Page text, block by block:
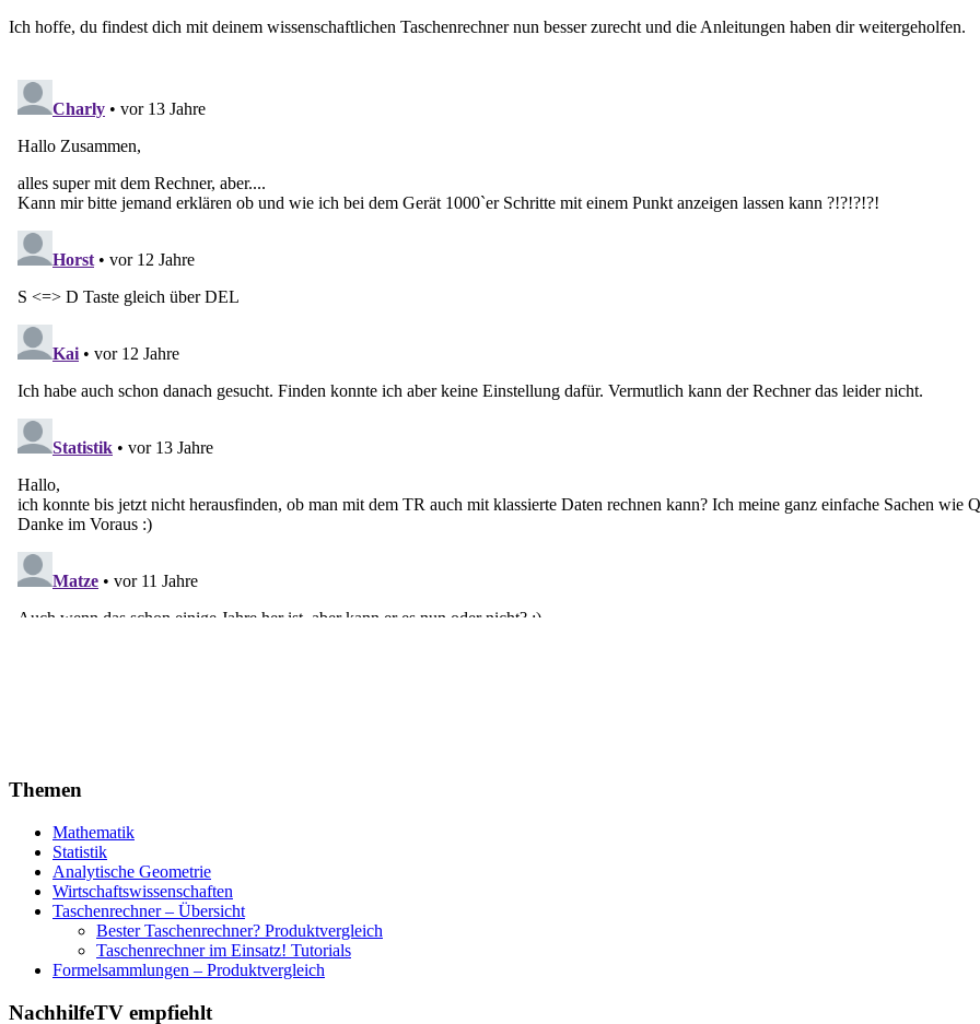
Ich hoffe, du findest dich mit deinem wissenschaftlichen Taschenrechner nun besser zurecht und die Anleitungen haben dir weitergeholfen.
Themen
Mathematik
Statistik
Analytische Geometrie
Wirtschaftswissenschaften
Taschenrechner – Übersicht
Bester Taschenrechner? Produktvergleich
Taschenrechner im Einsatz! Tutorials
Formelsammlungen – Produktvergleich
NachhilfeTV empfiehlt